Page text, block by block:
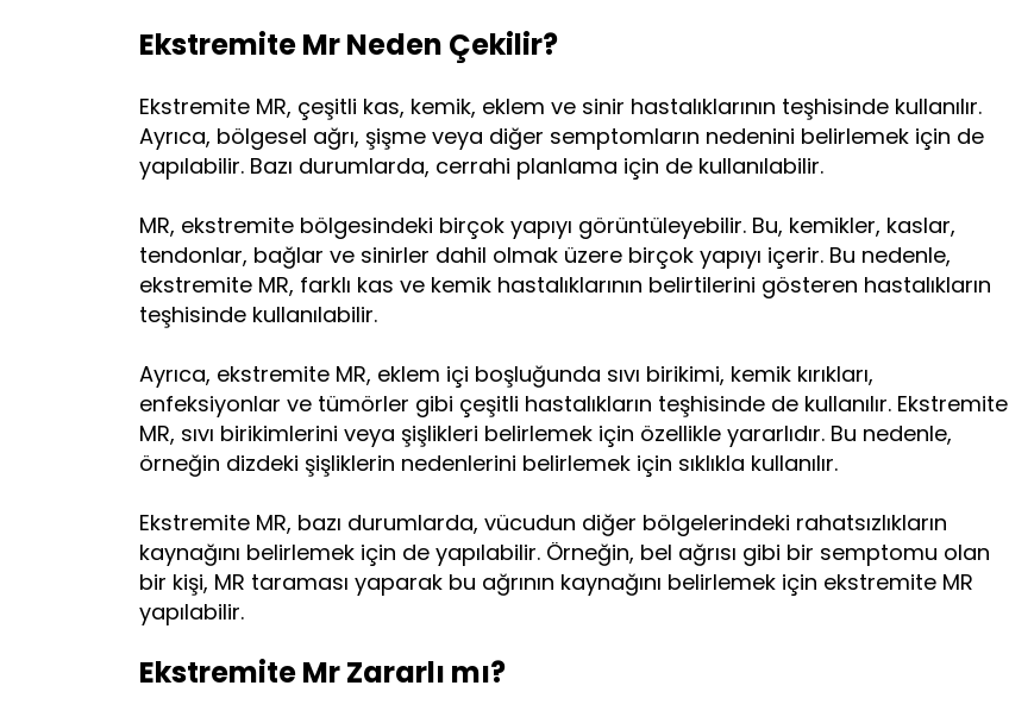
Ekstremite Mr Neden Çekilir?
Ekstremite MR, çeşitli kas, kemik, eklem ve sinir hastalıklarının teşhisinde kullanılır.
Ayrıca, bölgesel ağrı, şişme veya diğer semptomların nedenini belirlemek için de
yapılabilir. Bazı durumlarda, cerrahi planlama için de kullanılabilir.
MR, ekstremite bölgesindeki birçok yapıyı görüntüleyebilir. Bu, kemikler, kaslar,
tendonlar, bağlar ve sinirler dahil olmak üzere birçok yapıyı içerir. Bu nedenle,
ekstremite MR, farklı kas ve kemik hastalıklarının belirtilerini gösteren hastalıkların
teşhisinde kullanılabilir.
Ayrıca, ekstremite MR, eklem içi boşluğunda sıvı birikimi, kemik kırıkları,
enfeksiyonlar ve tümörler gibi çeşitli hastalıkların teşhisinde de kullanılır. Ekstremite
MR, sıvı birikimlerini veya şişlikleri belirlemek için özellikle yararlıdır. Bu nedenle,
örneğin dizdeki şişliklerin nedenlerini belirlemek için sıklıkla kullanılır.
Ekstremite MR, bazı durumlarda, vücudun diğer bölgelerindeki rahatsızlıkların
kaynağını belirlemek için de yapılabilir. Örneğin, bel ağrısı gibi bir semptomu olan
bir kişi, MR taraması yaparak bu ağrının kaynağını belirlemek için ekstremite MR
yapılabilir.
Ekstremite Mr Zararlı mı?